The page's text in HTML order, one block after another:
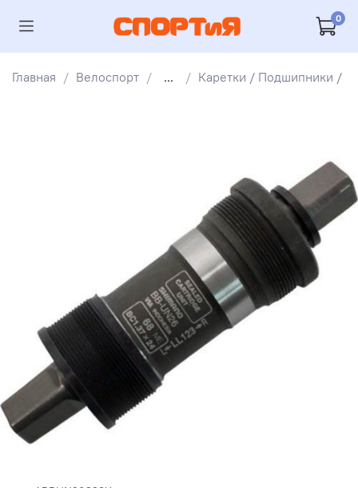
0
Главная Велоспорт ... Каретки / Подшипники /